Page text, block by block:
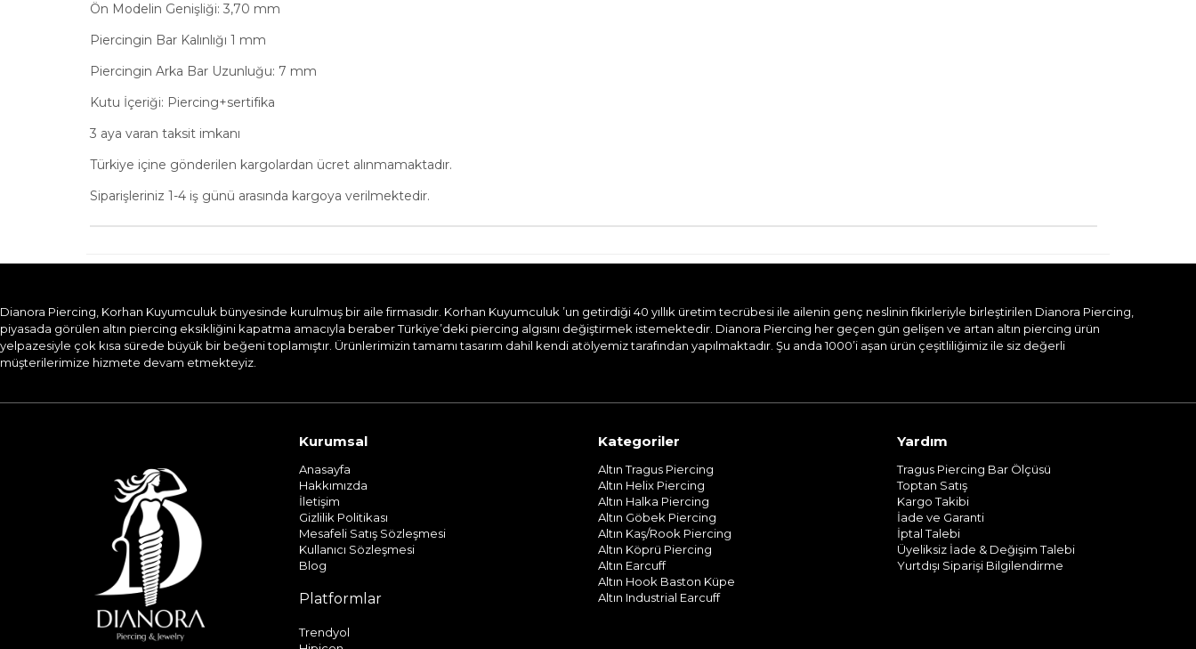
Ön Modelin Genişliği: 3,70 mm
Piercingin Bar Kalınlığı 1 mm
Piercingin Arka Bar Uzunluğu: 7 mm
Kutu İçeriği: Piercing+sertifika
3 aya varan taksit imkanı
Türkiye içine gönderilen kargolardan ücret alınmamaktadır.
Siparişleriniz 1-4 iş günü arasında kargoya verilmektedir.
Dianora Piercing, Korhan Kuyumculuk bünyesinde kurulmuş bir aile firmasıdır. Korhan Kuyumculuk ’un getirdiği 40 yıllık üretim tecrübesi ile ailenin genç neslinin fikirleriyle birleştirilen Dianora Piercing,
piyasada görülen altın piercing eksikliğini kapatma amacıyla beraber Türkiye’deki piercing algısını değiştirmek istemektedir. Dianora Piercing her geçen gün gelişen ve artan altın piercing ürün
yelpazesiyle çok kısa sürede büyük bir beğeni toplamıştır. Ürünlerimizin tamamı tasarım dahil kendi atölyemiz tarafından yapılmaktadır. Şu anda 1000’i aşan ürün çeşitliliğimiz ile siz değerli
müşterilerimize hizmete devam etmekteyiz.​
Kurumsal
Anasayfa
Hakkımızda
İletişim
Gizlilik Politikası
Mesafeli Satış Sözleşmesi
Kullanıcı Sözleşmesi
Blog
Platformlar
Trendyol
Kategoriler
Altın Tragus Piercing
Altın Helix Piercing
Altın Halka Piercing
Altın Göbek Piercing
Altın Kaş/Rook Piercing
Altın Köprü Piercing
Altın Earcuff
Altın Hook Baston Küpe
Altın Industrial Earcuff
Yardım
Tragus Piercing Bar Ölçüsü
Toptan Satış
Kargo Takibi
İade ve Garanti
İptal Talebi
Üyeliksiz İade & Değişim Talebi
Yurtdışı Siparişi Bilgilendirme